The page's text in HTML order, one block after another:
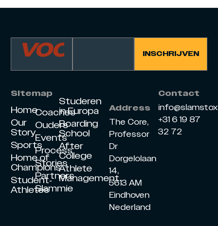
Sitemap
Home
Our
Story
Sports
Home of
Champions
Student-
Athletes
Coaches
Ouders
Events
Process
Stories
Partners
Slammie
Studeren
in Europa
Boarding
School
After
College
Athlete
Management
Address
The Core,
Professor
Dr
Dorgelolaan
14,
5613 AM
Eindhoven
Nederland
Contact
+31 6 19 87
32 72